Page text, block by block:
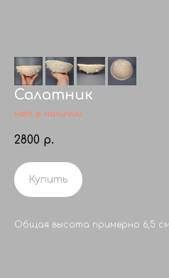
Салатник
нет в наличии
2800 р.
Купить
Общая высота примерно 6,5